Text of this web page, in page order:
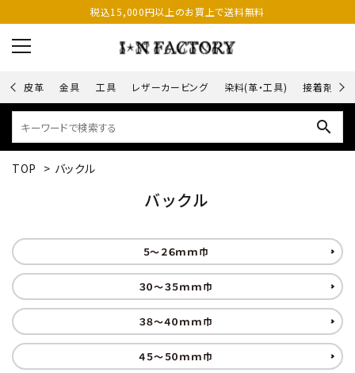
税込15,000円以上のお買上で送料無料
皮革 金具 工具 レザーカービング 染料(革・工具) 接着剤
search
TOP > バックル
バックル
５～２６ｍｍ巾
３０～３５ｍｍ巾
３８～４０ｍｍ巾
４５～５０ｍｍ巾